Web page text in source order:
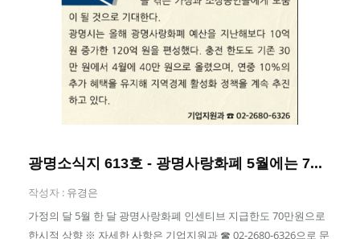
광명소식지 613호 - 광명사랑화폐 5월에는 7...
작성자 : 유경은
가정의 달 5월 한 달 광명사랑화폐 인센티브 지급한도 70만원으로
한시적 상향 ※ 자세한 사항은 기업지원과 ☎ 02-2680-6326으로 문